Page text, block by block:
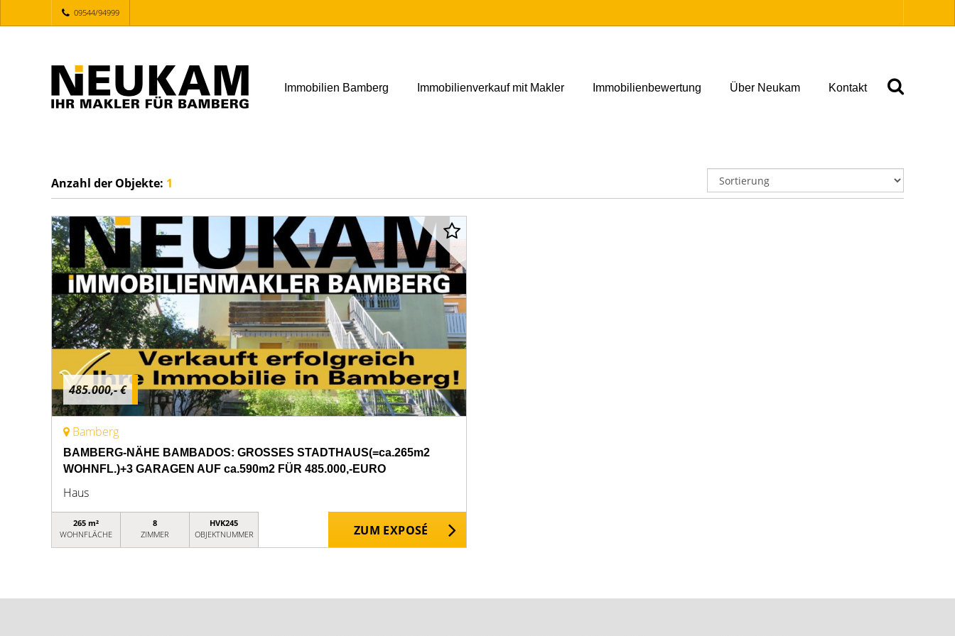
09544/94999
Immobilien Bamberg Immobilienverkauf mit Makler Immobilienbewertung Über Neukam Kontakt
Anzahl der Objekte: 1
485.000,- €
Bamberg
BAMBERG-NÄHE BAMBADOS: GROSSES STADTHAUS(=ca.265m2
WOHNFL.)+3 GARAGEN AUF ca.590m2 FÜR 485.000,-EURO
Haus
265 m²
WOHNFLÄCHE
8
ZIMMER
HVK245
OBJEKTNUMMER
ZUM EXPOSÉ